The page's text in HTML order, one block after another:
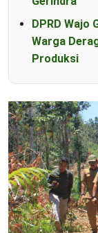
DPRD Wajo
Warga
Produksi